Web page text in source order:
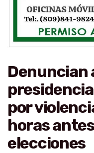
Denuncian
por
horas
elecciones